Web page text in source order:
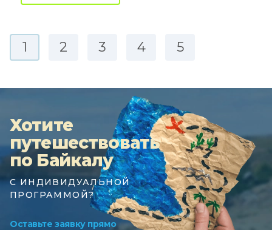
1 2 3 4 5
Хотите
путешествовать
по Байкалу
С ИНДИВИДУАЛЬНОЙ
ПРОГРАММОЙ?
Оставьте заявку прямо